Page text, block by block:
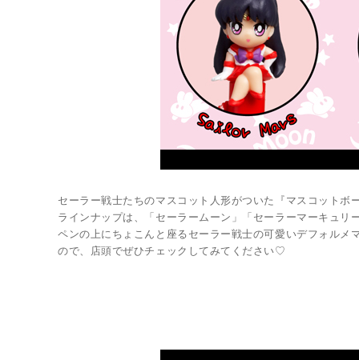
セーラー戦士たちのマスコット人形がついた『マスコットボ
ラインナップは、「セーラームーン」「セーラーマーキュ
ペンの上にちょこんと座るセーラー戦士の可愛いデフォル
ので、店頭でぜひチェックしてみてください♡